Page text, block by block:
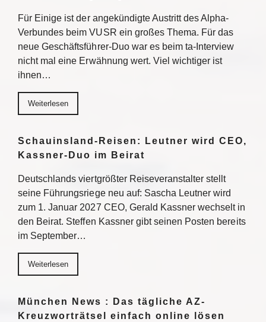
Für Einige ist der angekündigte Austritt des Alpha-
Verbundes beim VUSR ein großes Thema. Für das
neue Geschäftsführer-Duo war es beim ta-Interview
nicht mal eine Erwähnung wert. Viel wichtiger ist
ihnen…
Weiterlesen
Schauinsland-Reisen: Leutner wird CEO,
Kassner-Duo im Beirat
Deutschlands viertgrößter Reiseveranstalter stellt
seine Führungsriege neu auf: Sascha Leutner wird
zum 1. Januar 2027 CEO, Gerald Kassner wechselt in
den Beirat. Steffen Kassner gibt seinen Posten bereits
im September…
Weiterlesen
München News : Das tägliche AZ-
Kreuzworträtsel einfach online lösen